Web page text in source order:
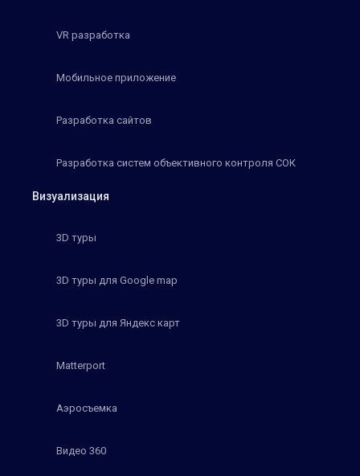
VR разработка
Мобильное приложение
Разработка сайтов
Разработка систем объективного контроля СОК
Визуализация
3D туры
3D туры для Google map
3D туры для Яндекс карт
Matterport
Аэросъемка
Видео 360